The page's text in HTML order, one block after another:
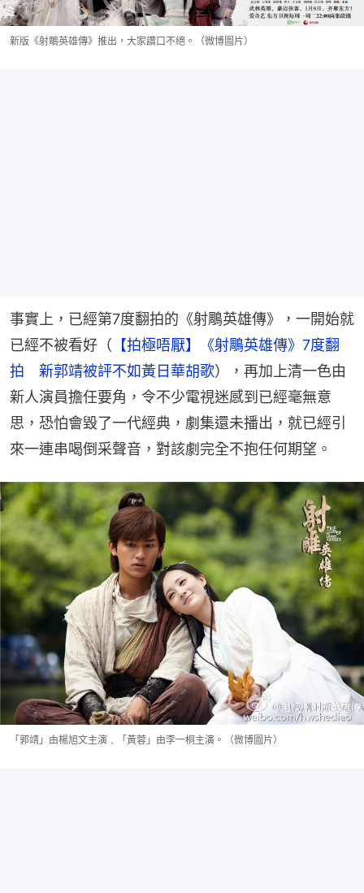
新版《射鵰英雄傳》推出，大家讚口不絕。（微博圖片）
事實上，已經第7度翻拍的《射鵰英雄傳》，一開始就
已經不被看好（ 【拍極唔厭】《射鵰英雄傳》7度翻
拍　新郭靖被評不如黃日華胡歌），再加上清一色由
新人演員擔任要角，令不少電視迷感到已經毫無意
思，恐怕會毀了一代經典，劇集還未播出，就已經引
來一連串喝倒采聲音，對該劇完全不抱任何期望。
「郭靖」由楊旭文主演﹑「黃蓉」由李一桐主演。（微博圖片）